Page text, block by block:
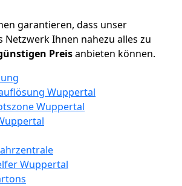
garantieren, dass unser
Netzwerk Ihnen nahezu alles zu
Preisanbieten können.
Wuppertal
Wuppertal
Wuppertal